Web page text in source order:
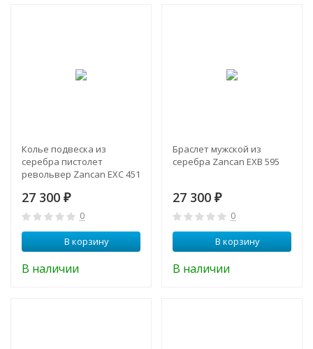
Колье подвеска из
серебра пистолет
револьвер Zancan EXC 451
27 300 ₽
0
В корзину
В наличии
Браслет мужской из
серебра Zancan EXB 595
27 300 ₽
0
В корзину
В наличии